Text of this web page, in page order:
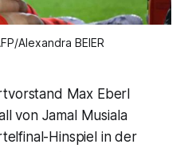
Alexandra BEIER
Max Eberl
von Jamal Musiala
Hinspiel in der